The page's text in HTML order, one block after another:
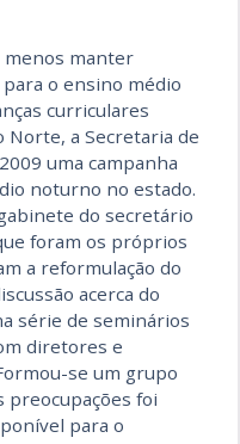
menos manter
o ensino médio
curriculares
Norte, a Secretaria de
uma campanha
noturno no estado.
do secretário
foram os próprios
a reformulação do
acerca do
série de seminários
diretores e
se um grupo
preocupações foi
para o